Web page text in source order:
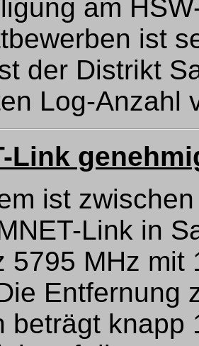
am
ist
der Distrikt
Log-Anzahl
Link
ist
Link in
5795 MHz mit
Entfernung
beträgt knapp